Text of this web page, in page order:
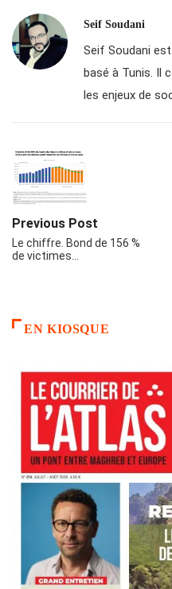
Seif Soudani
Seif Soudani
basé à Tunis. Il
les enjeux de
Previous Post
Le chiffre. Bond de 156 %
de victimes…
EN KIOSQUE